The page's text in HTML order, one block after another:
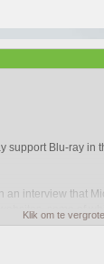
Blu-ray in
interview that
some of
to support other
Klik om te